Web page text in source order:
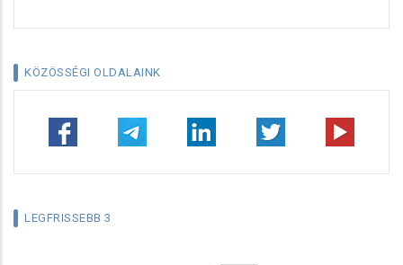
KÖZÖSSÉGI OLDALAINK
LEGFRISSEBB 3